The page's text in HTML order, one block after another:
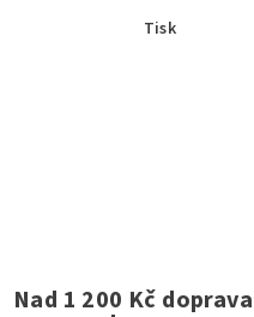
Tisk
Nad 1 200 Kč doprava